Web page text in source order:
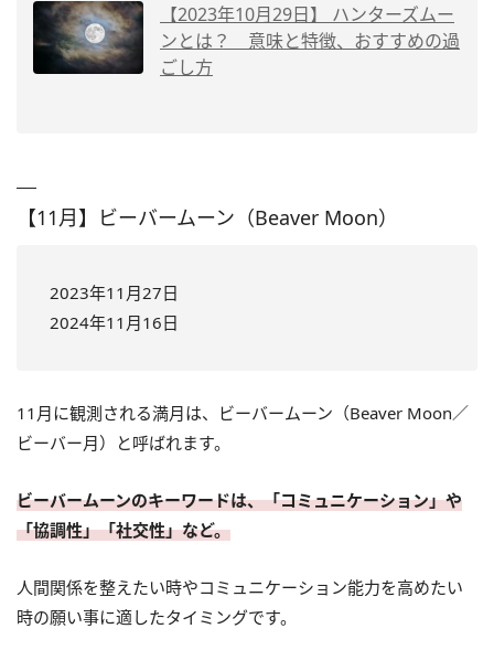
【2023年10月29日】 ハンターズムー
ンとは？ 意味と特徴、おすすめの過
ごし方
【11月】ビーバームーン（Beaver Moon）
2023年11月27日
2024年11月16日
11月に観測される満月は、ビーバームーン（Beaver Moon／
ビーバー月）と呼ばれます。
ビーバームーンのキーワードは、「コミュニケーション」や
「協調性」「社交性」など。
人間関係を整えたい時やコミュニケーション能力を高めたい
時の願い事に適したタイミングです。